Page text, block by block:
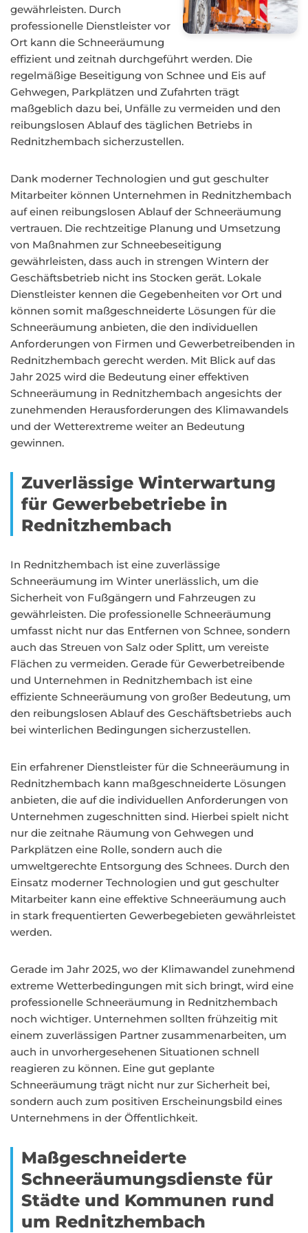
gewährleisten. Durch
professionelle Dienstleister vor
Ort kann die Schneeräumung
effizient und zeitnah durchgeführt werden. Die
regelmäßige Beseitigung von Schnee und Eis auf
Gehwegen, Parkplätzen und Zufahrten trägt
maßgeblich dazu bei, Unfälle zu vermeiden und den
reibungslosen Ablauf des täglichen Betriebs in
Rednitzhembach sicherzustellen.
Dank moderner Technologien und gut geschulter
Mitarbeiter können Unternehmen in Rednitzhembach
auf einen reibungslosen Ablauf der Schneeräumung
vertrauen. Die rechtzeitige Planung und Umsetzung
von Maßnahmen zur Schneebeseitigung
gewährleisten, dass auch in strengen Wintern der
Geschäftsbetrieb nicht ins Stocken gerät. Lokale
Dienstleister kennen die Gegebenheiten vor Ort und
können somit maßgeschneiderte Lösungen für die
Schneeräumung anbieten, die den individuellen
Anforderungen von Firmen und Gewerbetreibenden in
Rednitzhembach gerecht werden. Mit Blick auf das
Jahr 2025 wird die Bedeutung einer effektiven
Schneeräumung in Rednitzhembach angesichts der
zunehmenden Herausforderungen des Klimawandels
und der Wetterextreme weiter an Bedeutung
gewinnen.
Zuverlässige Winterwartung
für Gewerbebetriebe in
Rednitzhembach
In Rednitzhembach ist eine zuverlässige
Schneeräumung im Winter unerlässlich, um die
Sicherheit von Fußgängern und Fahrzeugen zu
gewährleisten. Die professionelle Schneeräumung
umfasst nicht nur das Entfernen von Schnee, sondern
auch das Streuen von Salz oder Splitt, um vereiste
Flächen zu vermeiden. Gerade für Gewerbetreibende
und Unternehmen in Rednitzhembach ist eine
effiziente Schneeräumung von großer Bedeutung, um
den reibungslosen Ablauf des Geschäftsbetriebs auch
bei winterlichen Bedingungen sicherzustellen.
Ein erfahrener Dienstleister für die Schneeräumung in
Rednitzhembach kann maßgeschneiderte Lösungen
anbieten, die auf die individuellen Anforderungen von
Unternehmen zugeschnitten sind. Hierbei spielt nicht
nur die zeitnahe Räumung von Gehwegen und
Parkplätzen eine Rolle, sondern auch die
umweltgerechte Entsorgung des Schnees. Durch den
Einsatz moderner Technologien und gut geschulter
Mitarbeiter kann eine effektive Schneeräumung auch
in stark frequentierten Gewerbegebieten gewährleistet
werden.
Gerade im Jahr 2025, wo der Klimawandel zunehmend
extreme Wetterbedingungen mit sich bringt, wird eine
professionelle Schneeräumung in Rednitzhembach
noch wichtiger. Unternehmen sollten frühzeitig mit
einem zuverlässigen Partner zusammenarbeiten, um
auch in unvorhergesehenen Situationen schnell
reagieren zu können. Eine gut geplante
Schneeräumung trägt nicht nur zur Sicherheit bei,
sondern auch zum positiven Erscheinungsbild eines
Unternehmens in der Öffentlichkeit.
Maßgeschneiderte
Schneeräumungsdienste für
Städte und Kommunen rund
um Rednitzhembach